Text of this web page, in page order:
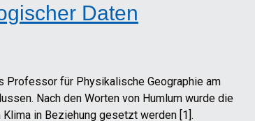
Daten
Professor für Physikalische Geographie am
Nach den Worten von Humlum wurde die
in Beziehung gesetzt werden [1].